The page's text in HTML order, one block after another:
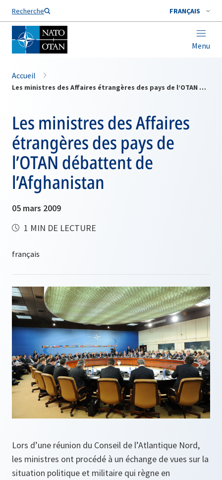
Recherche FRANÇAIS
Menu
Nom de famille*
Accueil
Les ministres des Affaires étrangères des pays de l’OTAN débattent de l’Afghanistan
Les ministres des Affaires
étrangères des pays de
l’OTAN débattent de
l’Afghanistan
05 mars 2009
1 MIN DE LECTURE
Lors d’une réunion du Conseil de l’Atlantique Nord,
les ministres ont procédé à un échange de vues sur la
situation politique et militaire qui règne en